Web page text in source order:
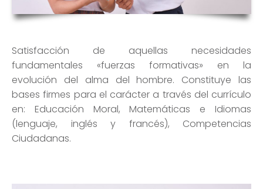
Satisfacción de aquellas necesidades
fundamentales «fuerzas formativas» en la
evolución del alma del hombre. Constituye las
bases firmes para el carácter a través del currículo
en: Educación Moral, Matemáticas e Idiomas
(lenguaje, inglés y francés), Competencias
Ciudadanas.